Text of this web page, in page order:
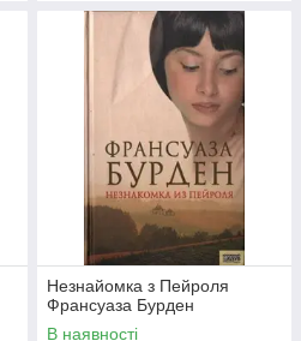
Незнайомка з Пейроля
Франсуаза Бурден
В наявності